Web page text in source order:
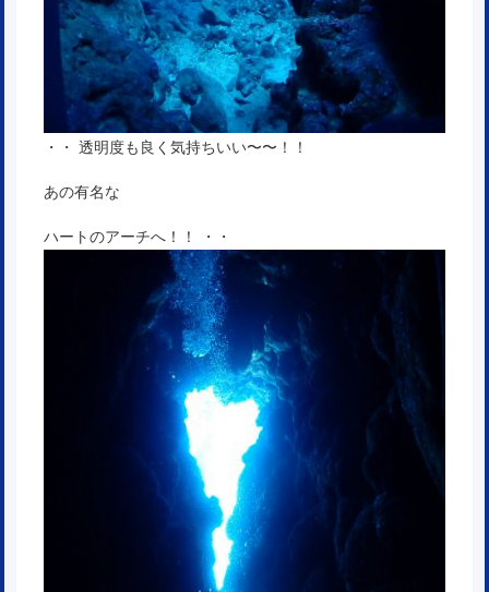
・・ 透明度も良く気持ちいい〜〜！！
あの有名な
ハートのアーチへ！！ ・・